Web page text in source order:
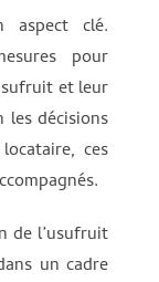
aspect clé.
pour
et leur
les décisions
ces
de l’usufruit
un cadre